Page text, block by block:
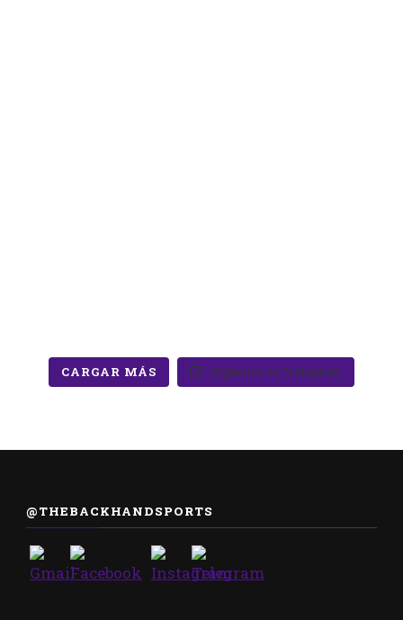
CARGAR MÁS Síguenos en Instagram
@THEBACKHANDSPORTS